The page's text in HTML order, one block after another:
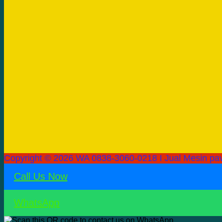
Copyright © 2026 WA 0838-3060-0218 I Jual Mesin
Call Us Now
WhatsApp